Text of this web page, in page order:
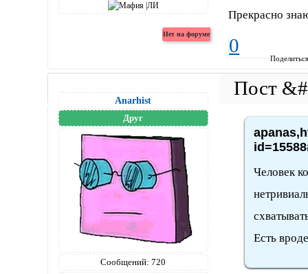
Прекрасно
0
Anarhist
Друг
Сообщений: 720
Человек
Есть